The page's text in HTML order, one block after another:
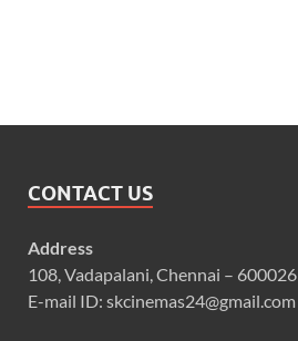
CONTACT US
Address
108, Vadapalani, Chennai – 600026
E-mail ID: skcinemas24@gmail.com